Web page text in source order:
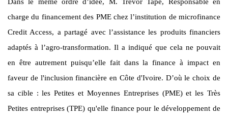
charge du financement des PME chez l’institution de microfinance
Credit Access, a partagé avec l’assistance les produits financiers
adaptés à l’agro-transformation. Il a indiqué que cela ne pouvait
en être autrement puisqu’elle fait dans la finance à impact en
faveur de l'inclusion financière en Côte d'Ivoire. D’où le choix de
sa cible : les Petites et Moyennes Entreprises (PME) et les Très
Petites entreprises (TPE) qu'elle finance pour le développement de